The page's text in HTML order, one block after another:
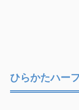
ひらかたハー